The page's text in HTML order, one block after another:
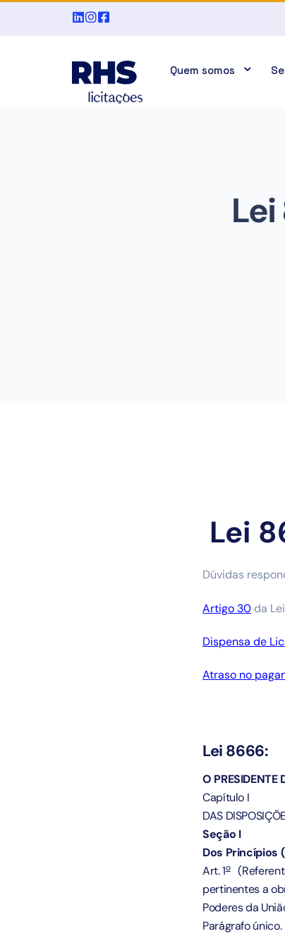
Quem somos
Lei
Dúvidas
Artigo 30 da
Dispensa de
Atraso no
Lei 8666:
O PRESIDENTE
Capítulo I
DAS
Seção I
Dos Princípios
Art. 1o
pertinentes a
Poderes da
Parágrafo